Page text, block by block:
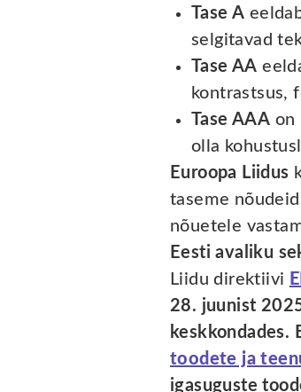
Tase A
selgitavad
Tase AA
kontrastsus,
Tase AAA on
olla
Euroopa Liidus
taseme
nõuetele
Eesti avaliku
Liidu direktiivi
28. juunist
toodete ja
igasuguste